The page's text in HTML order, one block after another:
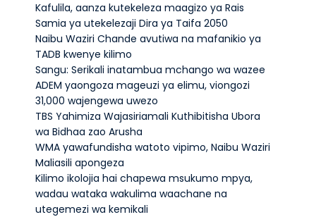
Kafulila, aanza kutekeleza maagizo ya Rais
Samia ya utekelezaji Dira ya Taifa 2050
Naibu Waziri Chande avutiwa na mafanikio ya
TADB kwenye kilimo
Sangu: Serikali inatambua mchango wa wazee
ADEM yaongoza mageuzi ya elimu, viongozi
31,000 wajengewa uwezo
TBS Yahimiza Wajasiriamali Kuthibitisha Ubora
wa Bidhaa zao Arusha
WMA yawafundisha watoto vipimo, Naibu Waziri
Maliasili apongeza
Kilimo ikolojia hai chapewa msukumo mpya,
wadau wataka wakulima waachane na
utegemezi wa kemikali